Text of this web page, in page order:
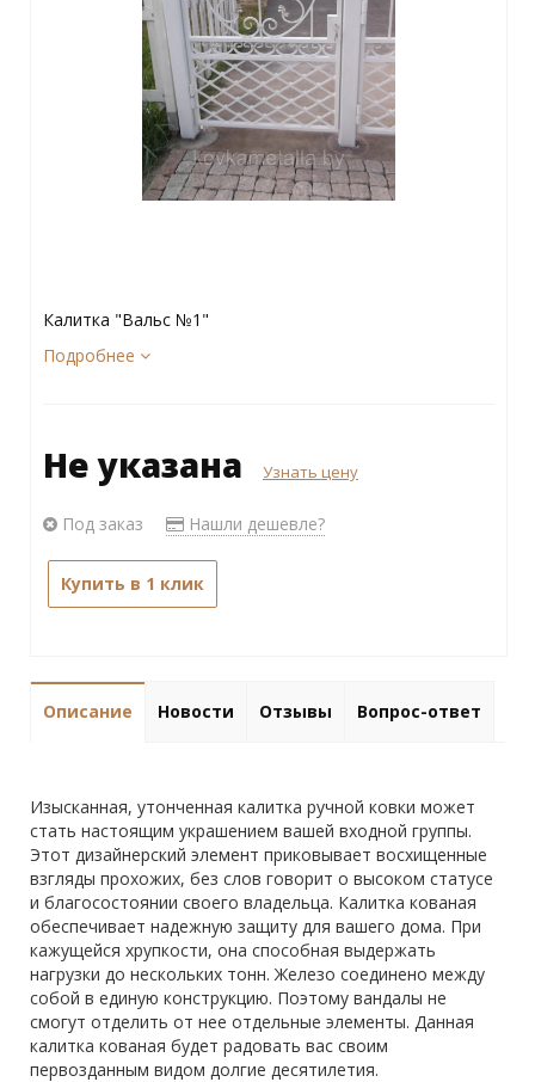
Калитка "Вальс №1"
Подробнее
Не указана Узнать цену
Под заказ Нашли дешевле?
Купить в 1 клик
Описание Новости Отзывы Вопрос-ответ
Изысканная, утонченная калитка ручной ковки может
стать настоящим украшением вашей входной группы.
Этот дизайнерский элемент приковывает восхищенные
взгляды прохожих, без слов говорит о высоком статусе
и благосостоянии своего владельца. Калитка кованая
обеспечивает надежную защиту для вашего дома. При
кажущейся хрупкости, она способная выдержать
нагрузки до нескольких тонн. Железо соединено между
собой в единую конструкцию. Поэтому вандалы не
смогут отделить от нее отдельные элементы. Данная
калитка кованая будет радовать вас своим
первозданным видом долгие десятилетия.